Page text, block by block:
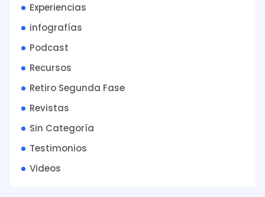
Experiencias
infografías
Podcast
Recursos
Retiro Segunda Fase
Revistas
Sin Categoría
Testimonios
Videos